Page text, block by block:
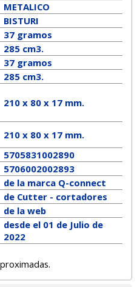
METALICO
BISTURI
37 gramos
285 cm3.
37gramos
285 cm3.
210 x 80 x 17 mm.
210x 80x 17mm.
5705831002890
5706002002893
de la marca Q-connect
de Cutter - cortadores
de la web
desde el 01 de Julio de
2022